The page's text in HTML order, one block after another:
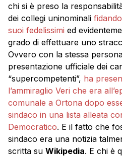
chi si è preso la
dei collegi uninominali
suoi fedelissimi ed
grado di effettuare uno
Ovvero con la stessa
presentazione ufficiale dei
“supercompetenti”, ha
l’ammiraglio Veri che era
comunale a Ortona dopo
sindaco in una lista alleata
Democratico. E il fatto che
sindaco era una notizia
scritta su Wikipedia. E chi è